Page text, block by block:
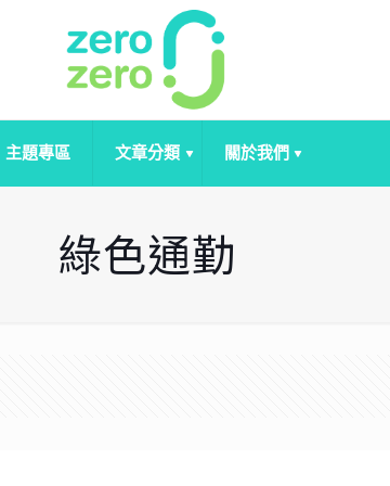
主題專區 文章分類 關於我們
綠色通勤